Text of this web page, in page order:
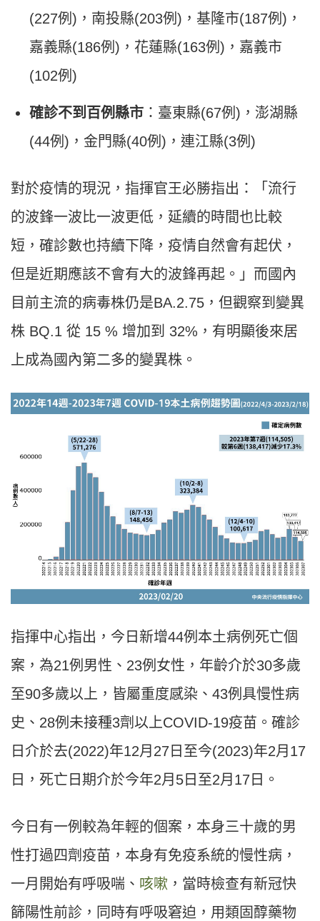
(227例)，南投縣(203例)，基隆市(187例)，
嘉義縣(186例)，花蓮縣(163例)，嘉義市
(102例)
確診不到百例縣市 ：臺東縣(67例)，澎湖縣
(44例)，金門縣(40例)，連江縣(3例)
對於疫情的現況，指揮官王必勝指出：「流行
的波鋒一波比一波更低，延續的時間也比較
短，確診數也持續下降，疫情自然會有起伏，
但是近期應該不會有大的波鋒再起。」而國內
目前主流的病毒株仍是BA.2.75，但觀察到變異
株 BQ.1 從 15 % 增加到 32%，有明顯後來居
上成為國內第二多的變異株。
指揮中心指出，今日新增44例本土病例死亡個
案，為21例男性、23例女性，年齡介於30多歲
至90多歲以上，皆屬重度感染、43例具慢性病
史、28例未接種3劑以上COVID-19疫苗。確診
日介於去(2022)年12月27日至今(2023)年2月17
日，死亡日期介於今年2月5日至2月17日。
今日有一例較為年輕的個案，本身三十歲的男
性打過四劑疫苗，本身有免疫系統的慢性病，
一月開始有呼吸喘、 咳嗽 ，當時檢查有新冠快
篩陽性前診，同時有呼吸窘迫，用類固醇藥物